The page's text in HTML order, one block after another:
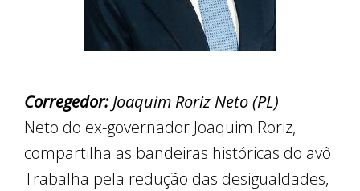
Corregedor:Joaquim Roriz Neto (PL)
Neto do ex-governador Joaquim Roriz,
compartilha as bandeiras históricas do avô.
Trabalha pela redução das desigualdades,